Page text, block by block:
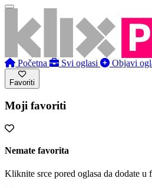
Početna Svi oglasi Objavi
Favoriti
Moji favoriti
Nemate favorita
Kliknite srce pored oglasa da dodate u